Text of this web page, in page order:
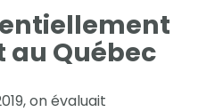
au Québec
on évaluait